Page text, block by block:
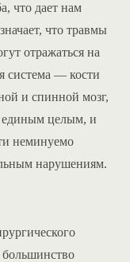
что дает нам
что травмы
отражаться на
система — кости
и спинной мозг,
единым целым, и
неминуемо
нарушениям.